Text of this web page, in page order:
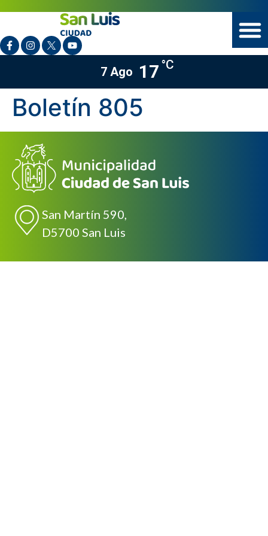
7 Ago 17 °C
Boletín 805
San Martín 590,
D5700 San Luis